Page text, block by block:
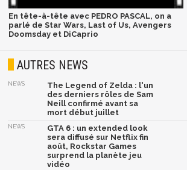
En tête-à-tête avec PEDRO PASCAL, on a
parlé de Star Wars, Last of Us, Avengers
Doomsday et DiCaprio
AUTRES NEWS
NEWS
The Legend of Zelda : l'un
des derniers rôles de Sam
Neill confirmé avant sa
mort début juillet
NEWS
GTA 6 : un extended look
sera diffusé sur Netflix fin
août, Rockstar Games
surprend la planète jeu
vidéo